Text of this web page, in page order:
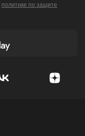
политике по защите